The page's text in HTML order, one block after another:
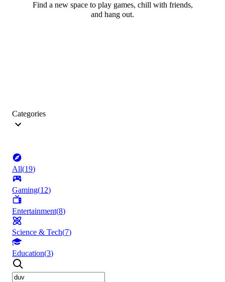
Find a new space to play games, chill with friends,
and hang out.
Categories
All(19)
Gaming(12)
Entertainment(8)
Science & Tech(7)
Education(3)